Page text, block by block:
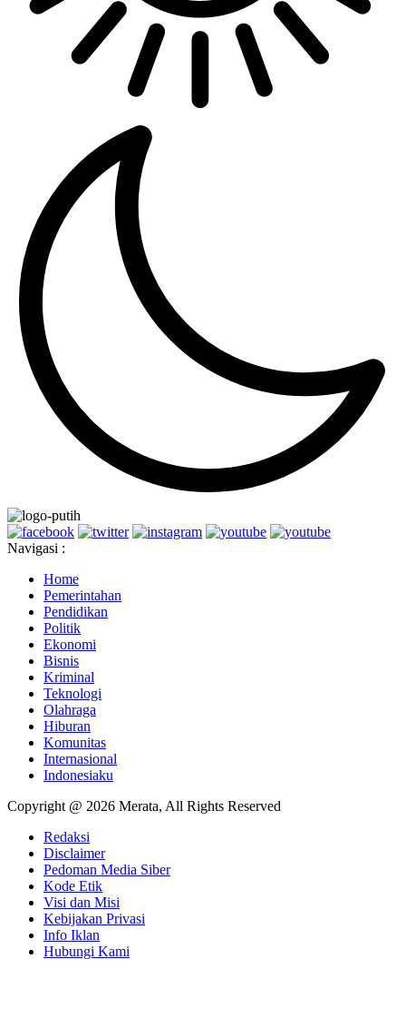
Navigasi :
Home
Pemerintahan
Pendidikan
Politik
Ekonomi
Bisnis
Kriminal
Teknologi
Olahraga
Hiburan
Komunitas
Internasional
Indonesiaku
Copyright @ 2026 Merata, All Rights Reserved
Redaksi
Disclaimer
Pedoman Media Siber
Kode Etik
Visi dan Misi
Kebijakan Privasi
Info Iklan
Hubungi Kami